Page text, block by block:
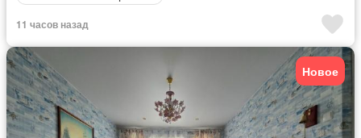
11 часов назад
Новое